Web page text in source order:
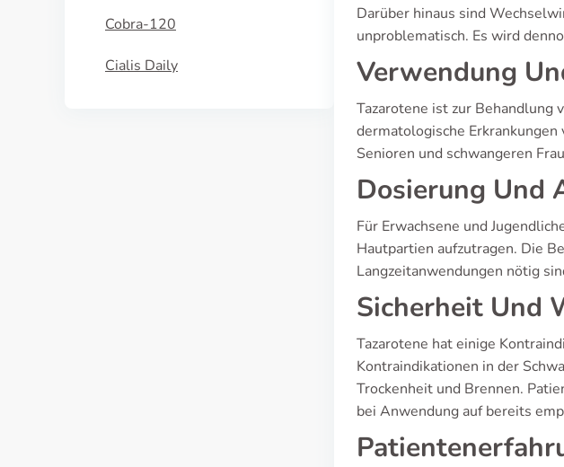
Cobra-120
Cialis Daily
Darüber hinaus sind
unproblematisch. Es wird
Verwendung
Tazarotene ist zur Behandlung
dermatologische
Senioren und schwangeren
Dosierung Und
Für Erwachsene und
Hautpartien aufzutragen. Die
Langzeitanwendungen nötig
Sicherheit Und
Tazarotene hat einige
Kontraindikationen in der
Trockenheit und Brennen.
bei Anwendung auf bereits